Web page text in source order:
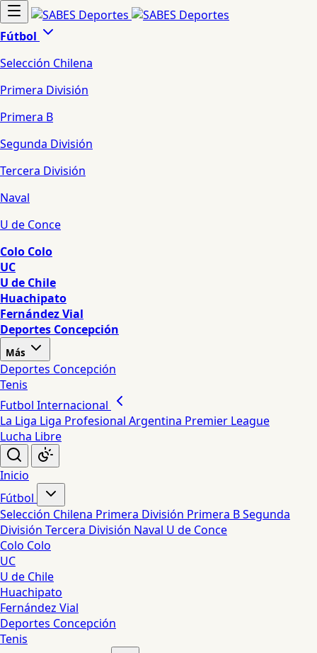
Fútbol
Selección Chilena
Primera División
Primera B
Segunda División
Tercera División
Naval
U de Conce
Colo Colo
UC
U de Chile
Huachipato
Fernández Vial
Deportes Concepción
Más
Deportes Concepción
Tenis
Futbol Internacional
La Liga Liga Profesional Argentina Premier League
Lucha Libre
Inicio
Fútbol
Selección Chilena Primera División Primera BSegunda
División Tercera División Naval U de Conce
Colo Colo
UC
U de Chile
Huachipato
Fernández Vial
Deportes Concepción
Tenis